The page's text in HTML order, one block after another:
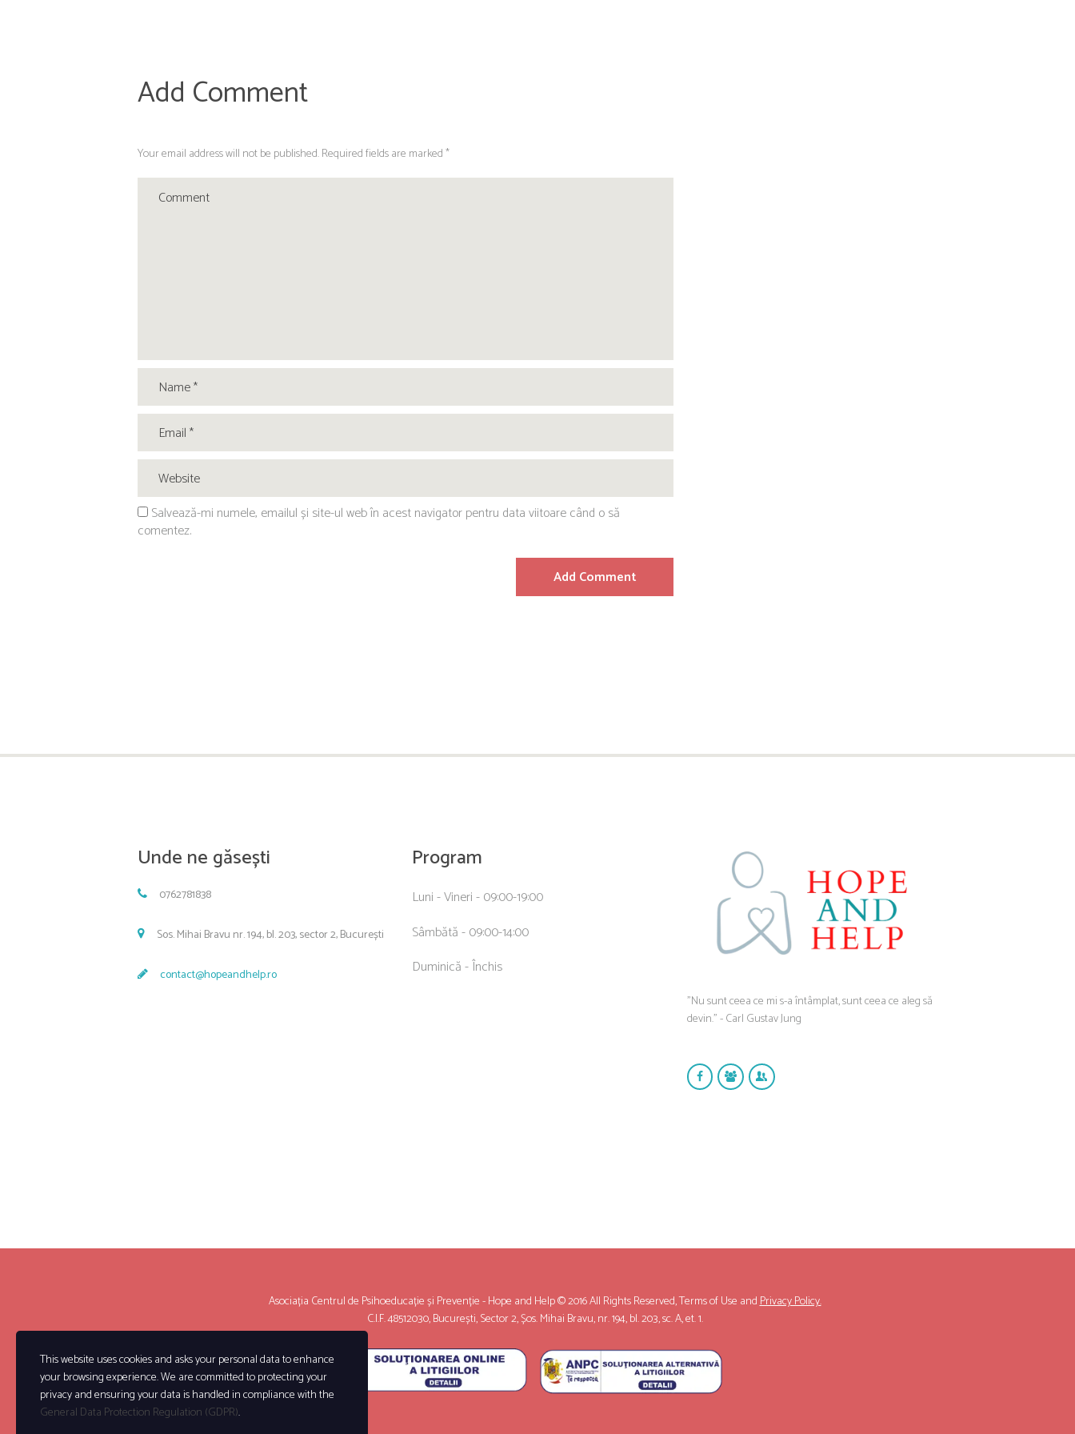
Add Comment
Your email address will not be published. Required fields are marked *
Salvează-mi numele, emailul și site-ul web în acest navigator pentru data viitoare când o să
comentez.
Unde ne găsești
0762781838
Sos. Mihai Bravu nr. 194, bl. 203, sector 2, București
contact@hopeandhelp.ro
Program
Luni - Vineri - 09:00-19:00
Sâmbătă - 09:00-14:00
Duminică - Închis
”Nu sunt ceea ce mi s-a întâmplat, sunt ceea ce aleg să
devin.” - Carl Gustav Jung
Asociația Centrul de Psihoeducație și Prevenție - Hope and Help © 2016 All Rights Reserved,Terms of Use andPrivacy Policy.
C.I.F. 48512030, București, Sector 2, Șos. Mihai Bravu, nr. 194, bl. 203, sc. A, et. 1.
This website uses cookies and asks your personal data to enhance
your browsing experience. We are committed to protecting your
privacy and ensuring your data is handled in compliance with the
General Data Protection Regulation (GDPR).